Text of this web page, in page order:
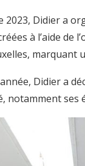
2023, Didier a
à l’aide de
marquant
Didier a
notamment ses